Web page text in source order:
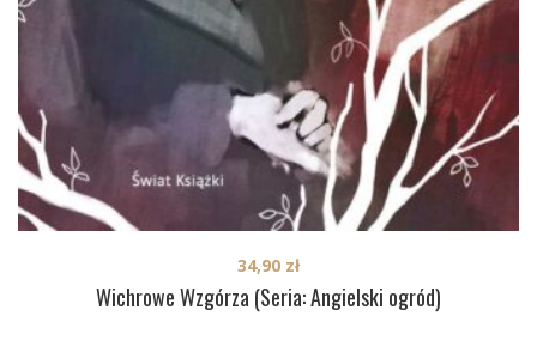
Wichrowe Wzgórza (Seria: Angielski ogród)
34,90 zł